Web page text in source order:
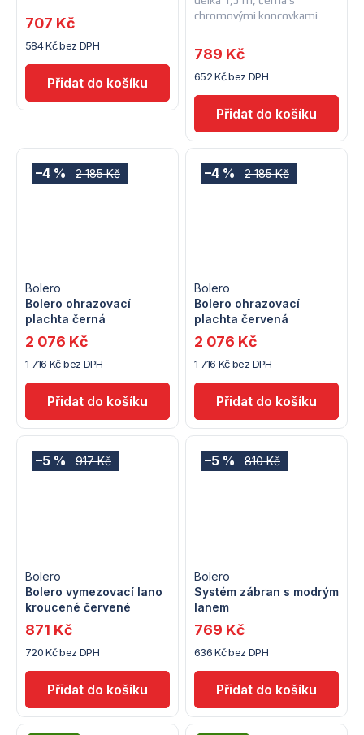
584 Kč bez DPH
707 Kč
chromovými koncovkami
652 Kč bez DPH
789 Kč
2 185 Kč
–4 %
Bolero ohrazovací
plachta černá
Bolero
1 716 Kč bez DPH
2 076 Kč
2 185 Kč
–4 %
Bolero ohrazovací
plachta červená
Bolero
1 716 Kč bez DPH
2 076 Kč
917 Kč
–5 %
Bolero vymezovací lano
kroucené červené
Bolero
720 Kč bez DPH
871 Kč
810 Kč
–5 %
Systém zábran s modrým
lanem
Bolero
636 Kč bez DPH
769 Kč